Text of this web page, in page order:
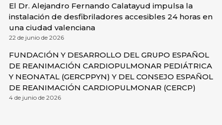
El Dr. Alejandro Fernando Calatayud impulsa la
instalación de desfibriladores accesibles 24 horas en
una ciudad valenciana
22 de junio de 2026
FUNDACIÓN Y DESARROLLO DEL GRUPO ESPAÑOL
DE REANIMACIÓN CARDIOPULMONAR PEDIÁTRICA
Y NEONATAL (GERCPPYN) Y DEL CONSEJO ESPAÑOL
DE REANIMACIÓN CARDIOPULMONAR (CERCP)
4 de junio de 2026